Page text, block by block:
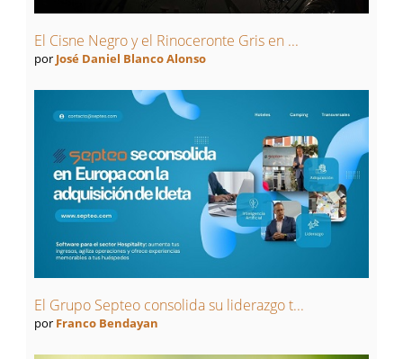
El Cisne Negro y el Rinoceronte Gris en ...
por José Daniel Blanco Alonso
El Grupo Septeo consolida su liderazgo t...
por Franco Bendayan